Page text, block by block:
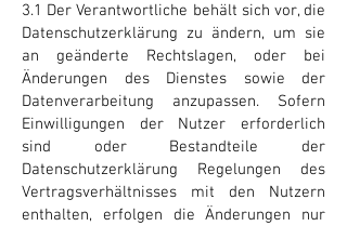
3.1 Der Verantwortliche behält sich vor, die
Datenschutzerklärung zu ändern, um sie
an geänderte Rechtslagen, oder bei
Änderungen des Dienstes sowie der
Datenverarbeitung anzupassen. Sofern
Einwilligungen der Nutzer erforderlich
sind oder Bestandteile der
Datenschutzerklärung Regelungen des
Vertragsverhältnisses mit den Nutzern
enthalten, erfolgen die Änderungen nur